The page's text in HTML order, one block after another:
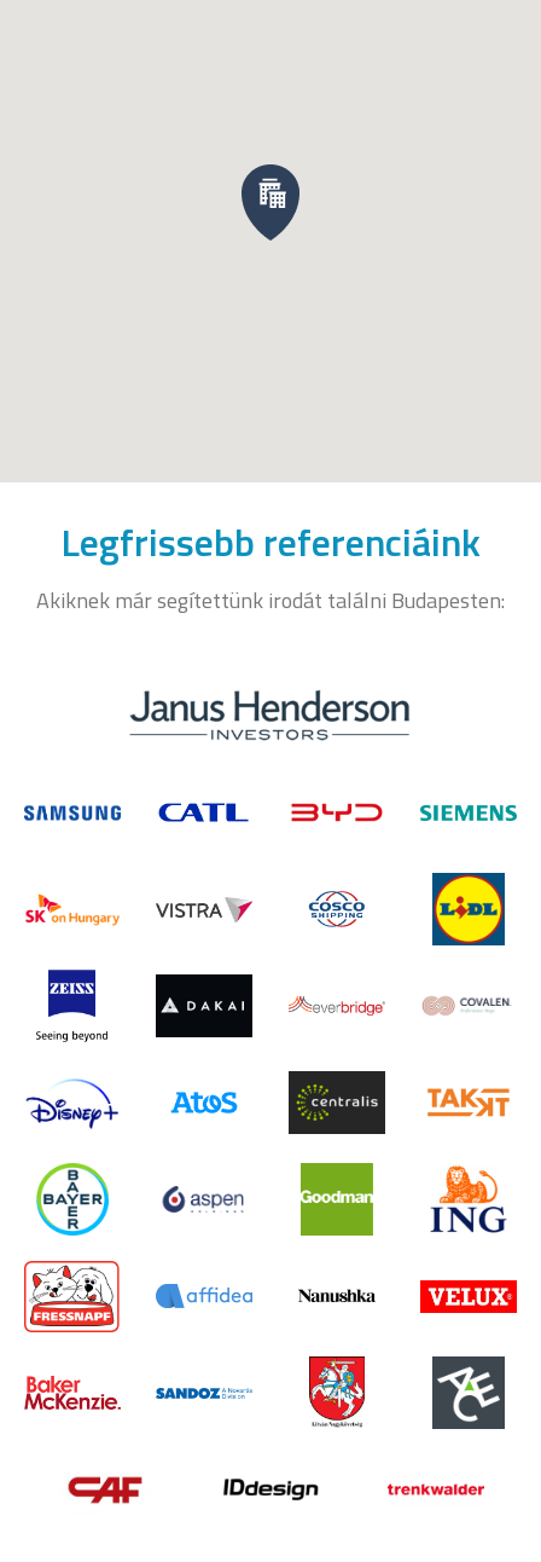
Legfrissebb referenciáink
Akiknek már segítettünk irodát találni Budapesten: